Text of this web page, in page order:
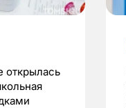
открылась